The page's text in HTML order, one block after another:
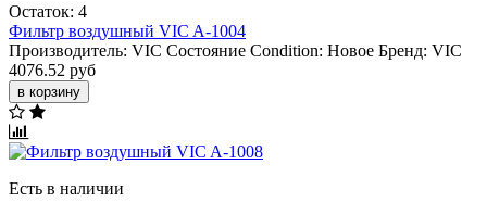
Остаток: 4
Фильтр воздушный VIC A-1004
Производитель: VIC Состояние Condition: Новое Бренд: VIC
4076.52 руб
в корзину
Есть в наличии